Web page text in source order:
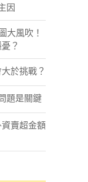
因
大風吹！
？
於挑戰？
題是關鍵
賣超金額